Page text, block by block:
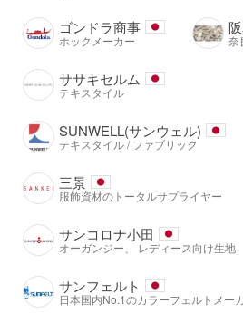
ゴンドラ商事
ホックメーカー 奈
ササキセルム
テキスタイル
SUNWELL(サンウェル)
テキスタイル / ファブリック
三景
服飾資材のトータルサプライヤー
サンコロナ小田
オーガンジー、 レディース向け生地
サンフェルト
日本国内No.1のカラーフェルトメー